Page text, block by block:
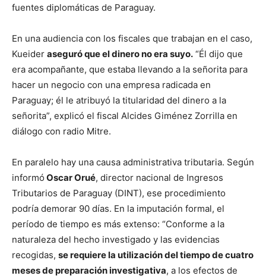
fuentes diplomáticas de Paraguay.
En una audiencia con los fiscales que trabajan en el caso,
Kueider aseguró que el dinero no era suyo. “Él dijo que
era acompañante, que estaba llevando a la señorita para
hacer un negocio con una empresa radicada en
Paraguay; él le atribuyó la titularidad del dinero a la
señorita”, explicó el fiscal Alcides Giménez Zorrilla en
diálogo con radio Mitre.
En paralelo hay una causa administrativa tributaria. Según
informó Oscar Orué, director nacional de Ingresos
Tributarios de Paraguay (DINT), ese procedimiento
podría demorar 90 días. En la imputación formal, el
período de tiempo es más extenso: “Conforme a la
naturaleza del hecho investigado y las evidencias
recogidas, se requiere la utilización del tiempo de cuatro
meses de preparación investigativa, a los efectos de